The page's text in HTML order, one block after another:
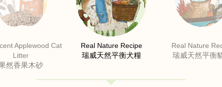
Applewood Cat
Litter
然香果木砂
Real Nature Recipe
瑞威天然平衡犬糧
Real Nature
瑞威天然平衡